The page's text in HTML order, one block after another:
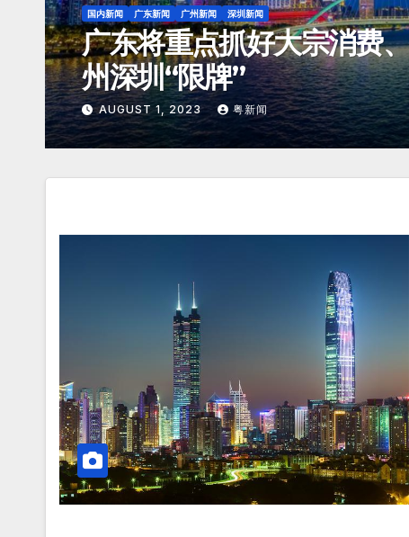
东莞新闻 国内新闻 广东新闻 广州新闻 深圳新闻
广深第二高铁预计明年开
钟互达
JULY 25, 2023 粤新闻